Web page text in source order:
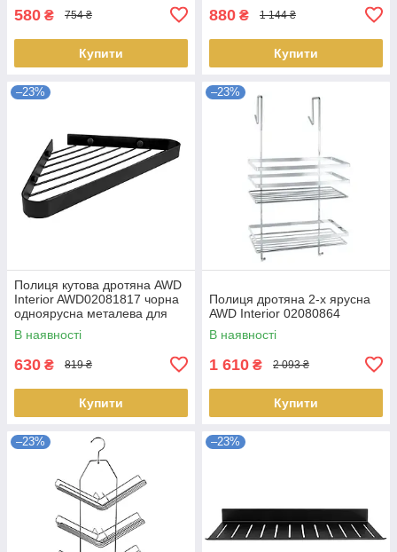
580 ₴ 754 ₴
Купити
880 ₴ 1 144 ₴
Купити
–23%
Полиця кутова дротяна AWD
Interior AWD02081817 чорна
одноярусна металева для
ванної кімнати
В наявності
630 ₴ 819 ₴
Купити
–23%
Полиця дротяна 2-х ярусна
AWD Interior 02080864
В наявності
1 610 ₴ 2 093 ₴
Купити
–23% –23%